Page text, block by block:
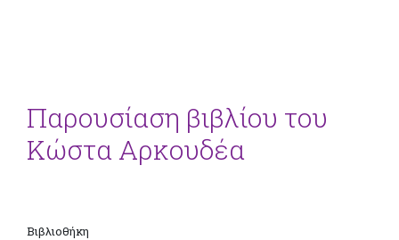
Παρουσίαση βιβλίου του
Κώστα Αρκουδέα
Βιβλιοθήκη